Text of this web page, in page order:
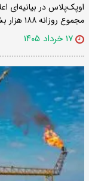
اوپک‌پلاس در بیانیه‌ای
مجموع روزانه ۱۸۸ هزار بشکه افزایش خواهد…
۱۷ خرداد ۱۴۰۵